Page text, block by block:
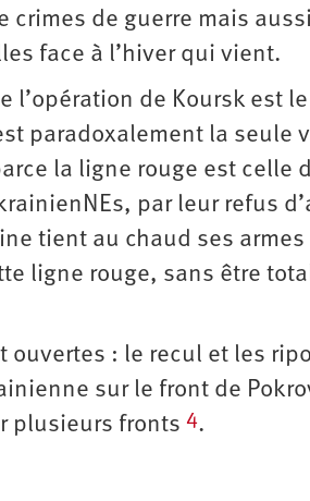
crimes de guerre mais
face à l’hiver qui vient.
l’opération de Koursk est
paradoxalement la seule
la ligne rouge est celle
par leur refus
tient au chaud ses
ligne rouge, sans être
ouvertes : le recul et les
sur le front de
plusieurs fronts 4.